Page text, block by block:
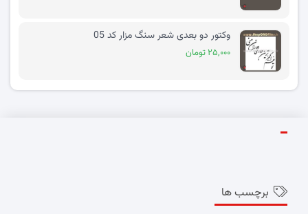
وکتور دو بعدی شعر سنگ مزار کد 05
۲۵,۰۰۰ تومان
برچسب ها